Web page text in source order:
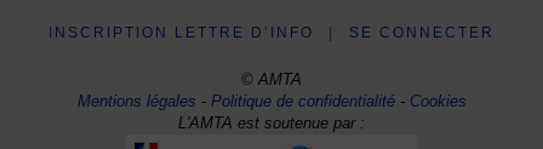
INSCRIPTION LETTRE D’INFO SE CONNECTER
© AMTA
Mentions légales -Politique de confidentialité- Cookies
L'AMTA est soutenue par :